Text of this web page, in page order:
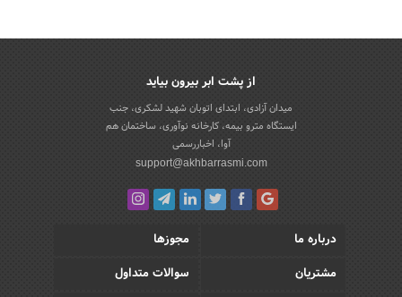
از پشت ابر بیرون بیاید
میدان آزادی، ابتدای اتوبان شهید لشکری، جنب
ایستگاه مترو بیمه، کارخانه نوآوری، ساختمان هم
آوا، اخباررسمی
support@akhbarrasmi.com
درباره ما
مجوزها
مشتریان
سوالات متداول